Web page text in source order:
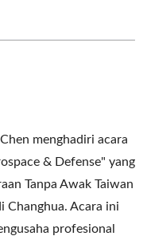
menghadiri acara
& Defense" yang
Tanpa Awak Taiwan
Changhua. Acara ini
profesional